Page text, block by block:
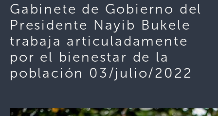
Gabinete de Gobierno del
Presidente Nayib Bukele
trabaja articuladamente
por el bienestar de la
población 03/julio/2022